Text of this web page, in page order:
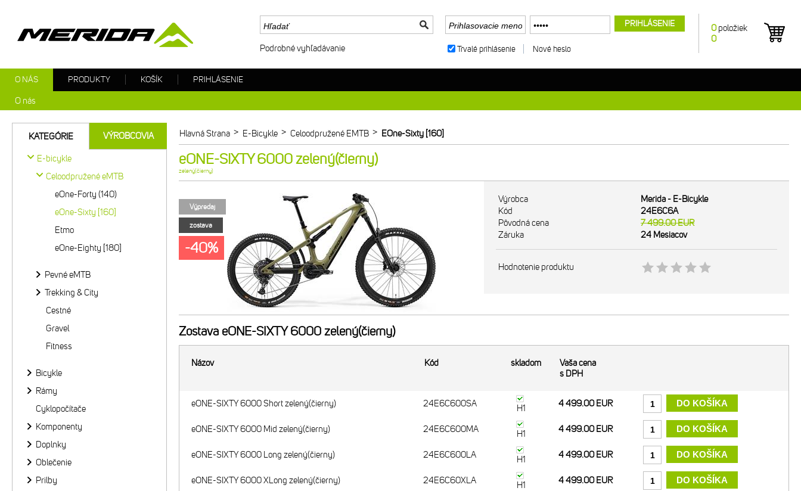
Hlavná Strana > E-Bicykle > Celoodpružené EMTB > EOne-Sixty [160]
eONE-SIXTY 6000 zelený(čierny)
zelený(čierny)
Výpredaj
zostava
-40%
Výrobca
Merida - E-Bicykle
Kód
24E6C6A
Pôvodná cena
7 499.00EUR
Záruka
24 Mesiacov
Hodnotenie produktu
Zostava eONE-SIXTY 6000 zelený(čierny)
Názov Kód skladom
Vaša cena
s DPH
eONE-SIXTY 6000 Short zelený(čierny) 24E6C600SA H1 4 499.00 EUR
eONE-SIXTY 6000 Mid zelený(čierny) 24E6C600MA H1 4 499.00 EUR
eONE-SIXTY 6000 Long zelený(čierny) 24E6C600LA H1 4 499.00 EUR
eONE-SIXTY 6000 XLong zelený(čierny) 24E6C60XLA H1 4 499.00 EUR
KATEGÓRIE VÝROBCOVIA
E-bicykle
Celoodpružené eMTB
eOne-Forty (140)
eOne-Sixty [160]
Etmo
eOne-Eighty [180]
Pevné eMTB
Trekking & City
Cestné
Gravel
Fitness
Bicykle
Rámy
Cyklopočítače
Komponenty
Doplnky
Oblečenie
Prilby
Podrobné vyhľadávanie
O NÁS
O nás
PRODUKTY KOŠÍK PRIHLÁSENIE
0 položiek
0
PRIHLÁSENIE
Trvalé prihlásenie Nové heslo